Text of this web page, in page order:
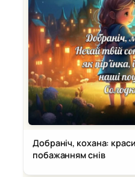
Добраніч, кохана:
побажанням снів